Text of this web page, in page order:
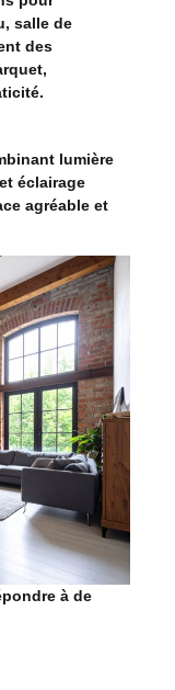
salle de
des
lumière
éclairage
agréable et
à de